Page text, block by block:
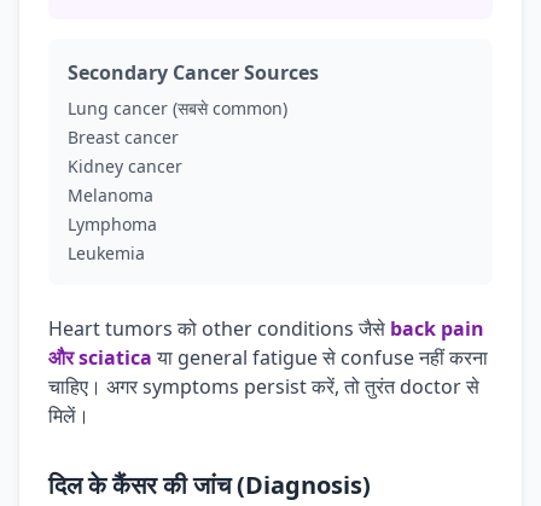
Secondary Cancer Sources
Lung cancer (सबसे common)
Breast cancer
Kidney cancer
Melanoma
Lymphoma
Leukemia
Heart tumors को other conditions जैसे back pain
और sciaticaया general fatigue से confuse नहीं करना
चाहिए। अगर symptoms persist करें, तो तुरंत doctor से
मिलें।
दिल के कैंसर की जांच (Diagnosis)